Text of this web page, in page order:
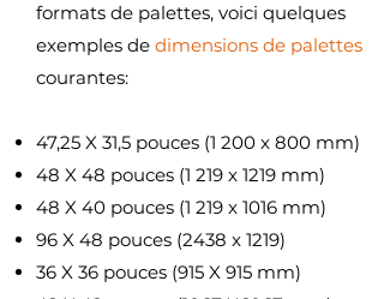
formats de palettes, voici quelques
exemples de dimensions de palettes
courantes:
47,25 X 31,5 pouces (1 200 x 800 mm)
48 X 48 pouces (1 219 x 1219 mm)
48 X 40 pouces (1 219 x 1016 mm)
96 X 48 pouces (2438 x 1219)
36 X 36 pouces (915 X 915 mm)